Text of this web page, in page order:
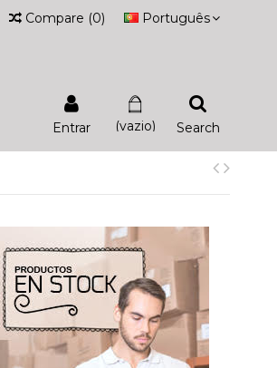
Português
Compare (0)
Search
(vazio)
Entrar